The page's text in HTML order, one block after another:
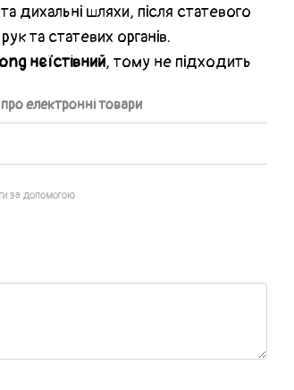
та дихальні шляхи, після статевого
та статевих органів.
нєїстівний, тому не підходить
електронні товари
за допомогою